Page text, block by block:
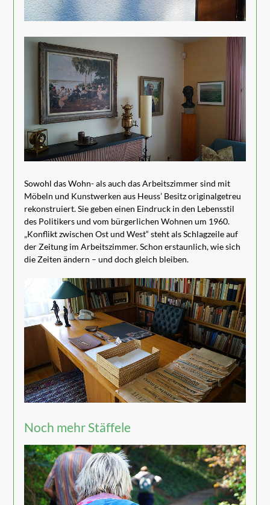
Sowohl das Wohn- als auch das Arbeitszimmer sind mit
Möbeln und Kunstwerken aus Heuss’ Besitz originalgetreu
rekonstruiert. Sie geben einen Eindruck in den Lebensstil
des Politikers und vom bürgerlichen Wohnen um 1960.
„Konflikt zwischen Ost und West“ steht als Schlagzeile auf
der Zeitung im Arbeitszimmer. Schon erstaunlich, wie sich
die Zeiten ändern – und doch gleich bleiben.
Noch mehr Stäffele